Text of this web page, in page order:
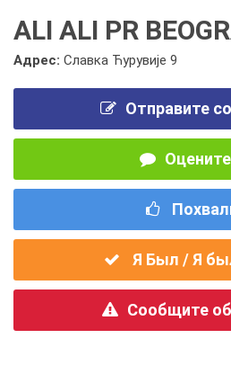
ALI ALI PR
Адрес: Славка Ћурувије 9
Отправите
Я Был / Я
Сообщите